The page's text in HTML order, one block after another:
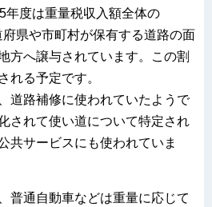
年度は重量税収入額全体の
県や市町村が保有する道路の面
方へ譲与されています。この割
れる予定です。
道路補修に使われていたようで
されて使い道について特定され
共サービスにも使われていま
普通自動車などは重量に応じて